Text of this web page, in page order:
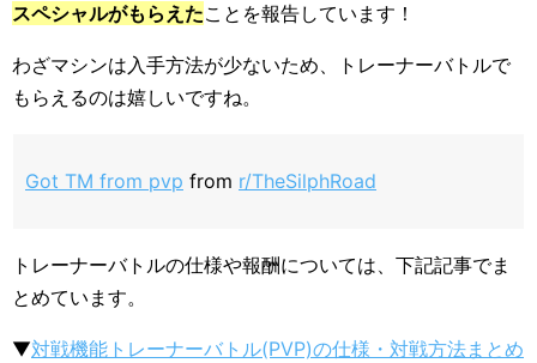
スペシャルがもらえたことを報告しています！
わざマシンは入手方法が少ないため、トレーナーバトルで
もらえるのは嬉しいですね。
Got TM from pvp from r/TheSilphRoad
トレーナーバトルの仕様や報酬については、下記記事でま
とめています。
▼対戦機能トレーナーバトル(PVP)の仕様・対戦方法まとめ